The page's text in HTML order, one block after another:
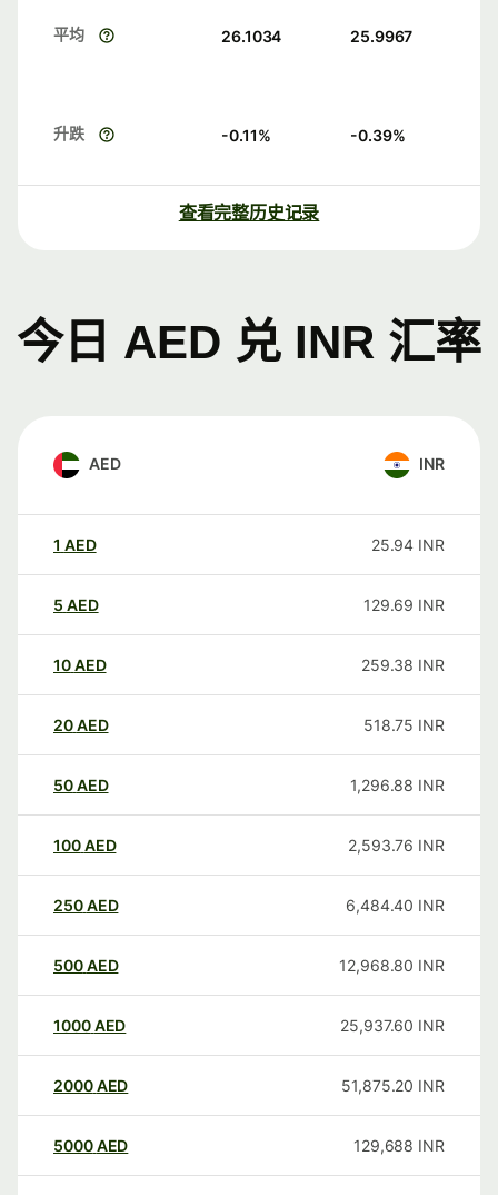
平均 26.1034 25.9967
升跌 -0.11% -0.39%
查看完整历史记录
今日 AED 兑 INR 汇率
AED INR
1 AED 25.94 INR
5 AED 129.69 INR
10AED 259.38 INR
20AED 518.75 INR
50AED 1,296.88 INR
100AED 2,593.76 INR
250AED 6,484.40 INR
500AED 12,968.80 INR
1000AED 25,937.60 INR
2000AED 51,875.20 INR
5000AED 129,688 INR